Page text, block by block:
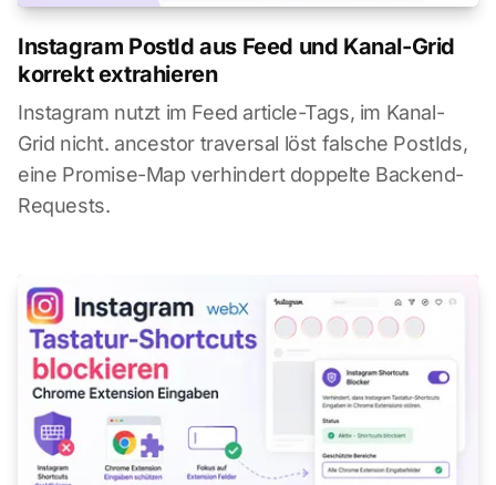
Instagram PostId aus Feed und Kanal-Grid
korrekt extrahieren
Instagram nutzt im Feed article-Tags, im Kanal-
Grid nicht. ancestor traversal löst falsche PostIds,
eine Promise-Map verhindert doppelte Backend-
Requests.